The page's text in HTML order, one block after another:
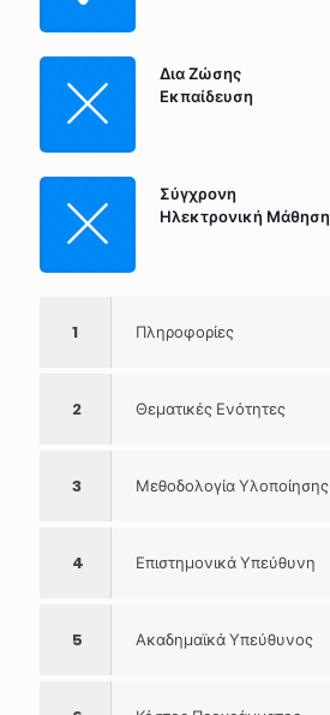
Δια Ζώσης
Εκπαίδευση
Σύγχρονη
Ηλεκτρονική Μάθηση
1 Πληροφορίες
2 Θεματικές Ενότητες
3 Μεθοδολογία Υλοποίησης
4 Επιστημονικά Υπεύθυνη
5 Ακαδημαϊκά Υπεύθυνος